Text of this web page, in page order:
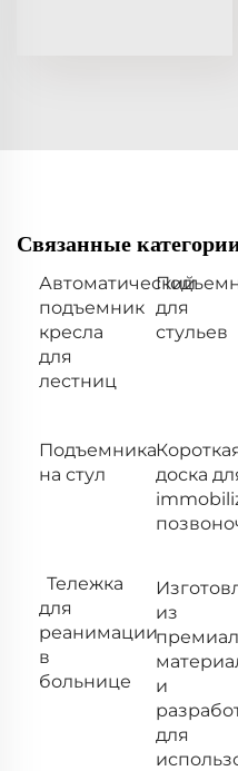
Связанные
Автоматический
подъемник
кресла
для
лестниц
для
стульев
Подъемника
на стул
доска
Тележка
для
реанимации
в
больнице
из
и
для